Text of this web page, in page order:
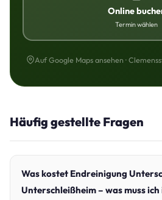
Online
Termin wählen
Auf Google Maps ansehen ·
Häufig gestellte Fragen
Was kostet Endreinigung
Unterschleißheim – was muss